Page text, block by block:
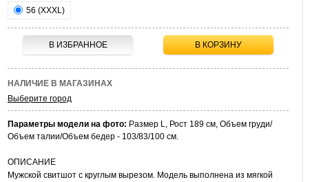
56 (XXXL)
В ИЗБРАННОЕ В КОРЗИНУ
НАЛИЧИЕ В МАГАЗИНАХ
Выберите город
Параметры модели на фото: Размер L, Рост 189 см, Объем груди/
Объем талии/Объем бедер - 103/83/100 см.
ОПИСАНИЕ
Мужской свитшот с круглым вырезом. Модель выполнена из мягкой